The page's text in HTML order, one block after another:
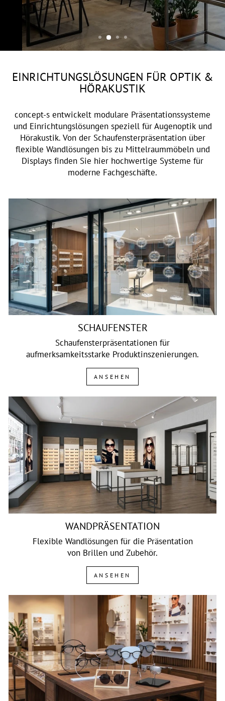
OPTIK & AKUSTIK
EINRICHTUNGSLÖSUNGEN FÜR OPTIK &
HÖRAKUSTIK
concept-s entwickelt modulare Präsentationssysteme
und Einrichtungslösungen speziell für Augenoptik und
Hörakustik. Von der Schaufensterpräsentation über
flexible Wandlösungen bis zu Mittelraummöbeln und
Displays finden Sie hier hochwertige Systeme für
moderne Fachgeschäfte.
SCHAUFENSTER
Schaufensterpräsentationen für
aufmerksamkeitsstarke Produktinszenierungen.
ANSEHEN
WANDPRÄSENTATION
Flexible Wandlösungen für die Präsentation
von Brillen und Zubehör.
ANSEHEN